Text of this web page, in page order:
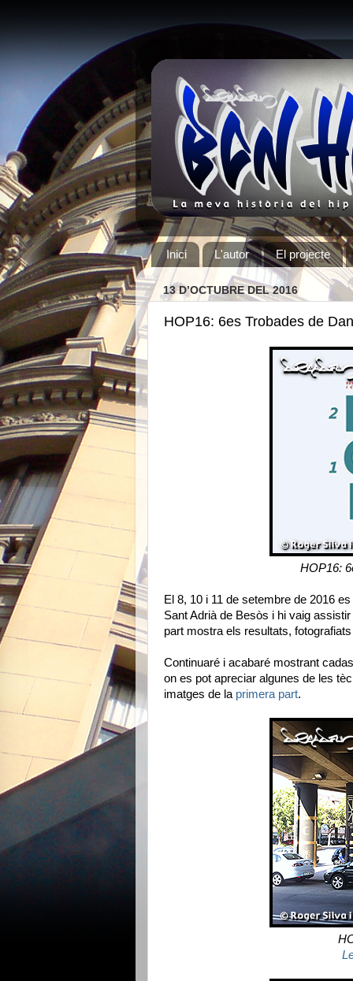
Inici L'autor El projecte
13 D’OCTUBRE DEL 2016
HOP16: 6es Trobades de
HOP16:
El 8, 10 i 11 de setembre de 2016
Sant Adrià de Besòs i hi vaig
part mostra els resultats,
Continuaré i acabaré mostrant
on es pot apreciar algunes de les
imatges de la primera part.